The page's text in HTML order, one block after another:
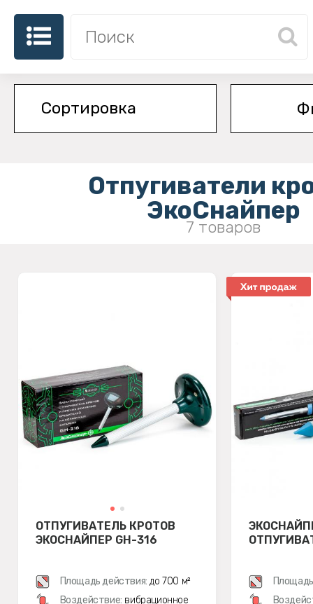
Отпугиватели
ЭкоСнайпер
7 товаров
ОТПУГИВАТЕЛЬ КРОТОВ
ЭКОСНАЙПЕР GH-316
Площадь действия: до 700 м²
Воздействие: вибрационное